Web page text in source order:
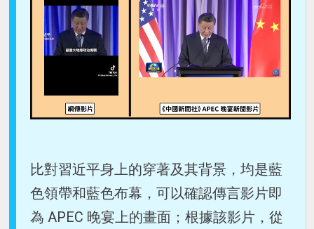
比對習近平身上的穿著及其背景，均是藍
色領帶和藍色布幕，可以確認傳言影片即
為 APEC 晚宴上的畫面；根據該影片，從